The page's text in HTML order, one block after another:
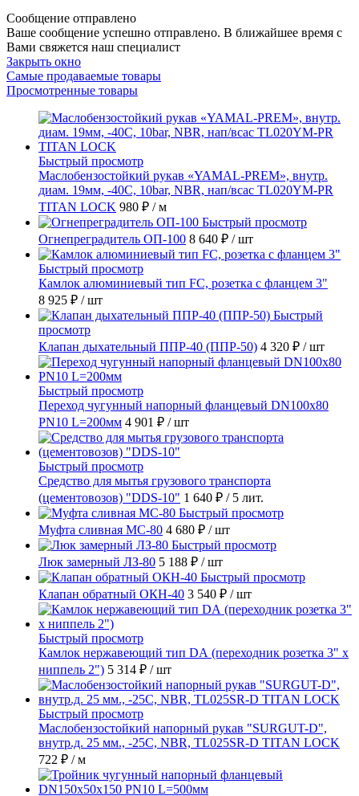
Сообщение отправлено
Ваше сообщение успешно отправлено. В ближайшее время с
Вами свяжется наш специалист
Закрыть окно
Самые продаваемые товары
Просмотренные товары
Быстрый просмотр
Маслобензостойкий рукав «YAMAL-PREM», внутр.
диам. 19мм, -40C, 10bar, NBR, нап/всас TL020YM-PR
TITAN LOCK 980 ₽ / м
Быстрый просмотр
Огнепреградитель ОП-100 8 640 ₽ / шт
Быстрый просмотр
Камлок алюминиевый тип FC, розетка с фланцем 3"
8 925 ₽ / шт
Быстрый
просмотр
Клапан дыхательный ППР-40 (ППР-50) 4 320 ₽ / шт
Быстрый просмотр
Переход чугунный напорный фланцевый DN100х80
PN10 L=200мм 4 901 ₽ / шт
Быстрый просмотр
Средство для мытья грузового транспорта
(цементовозов) "DDS-10" 1 640 ₽ / 5 лит.
Быстрый просмотр
Муфта сливная МС-80 4 680 ₽ / шт
Быстрый просмотр
Люк замерный ЛЗ-80 5 188 ₽ / шт
Быстрый просмотр
Клапан обратный ОКН-40 3 540 ₽ / шт
Быстрый просмотр
Камлок нержавеющий тип DА (переходник розетка 3" х
ниппель 2") 5 314 ₽ / шт
Быстрый просмотр
Маслобензостойкий напорный рукав "SURGUT-D",
внутр.д. 25 мм., -25C, NBR, TL025SR-D TITAN LOCK
722 ₽ / м